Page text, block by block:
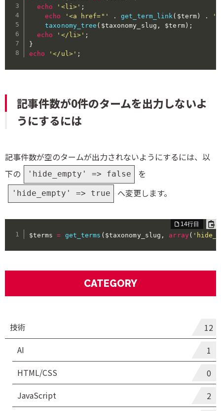
echo
'<li>' ;
echo
'<a href="' . get_term_link ( $term ) .
taxonomy_tree ( $taxonomy_slug , $term) ;
echo
'</li>' ;
}
echo
'</ul>' ;
記事件数が0件のタームを出力しないよ
うにするには
記事件数が空のタームが出力されないようにするには、以
下の
'hide_empty' => false を
'hide_empty' => true へ変更します。
$terms = get_terms ( $taxonomy_slug , array(
CATEGORY
技術
12
AI
1
HTML/CSS
0
JavaScript
2